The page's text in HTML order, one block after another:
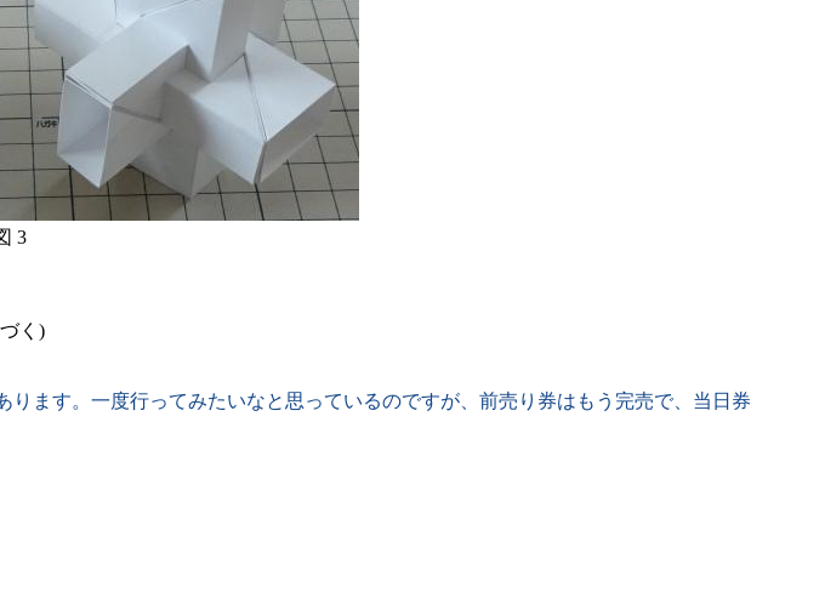
3
く)
ます。一度行ってみたいなと思っているのですが、前売り券はもう完売で、当日券